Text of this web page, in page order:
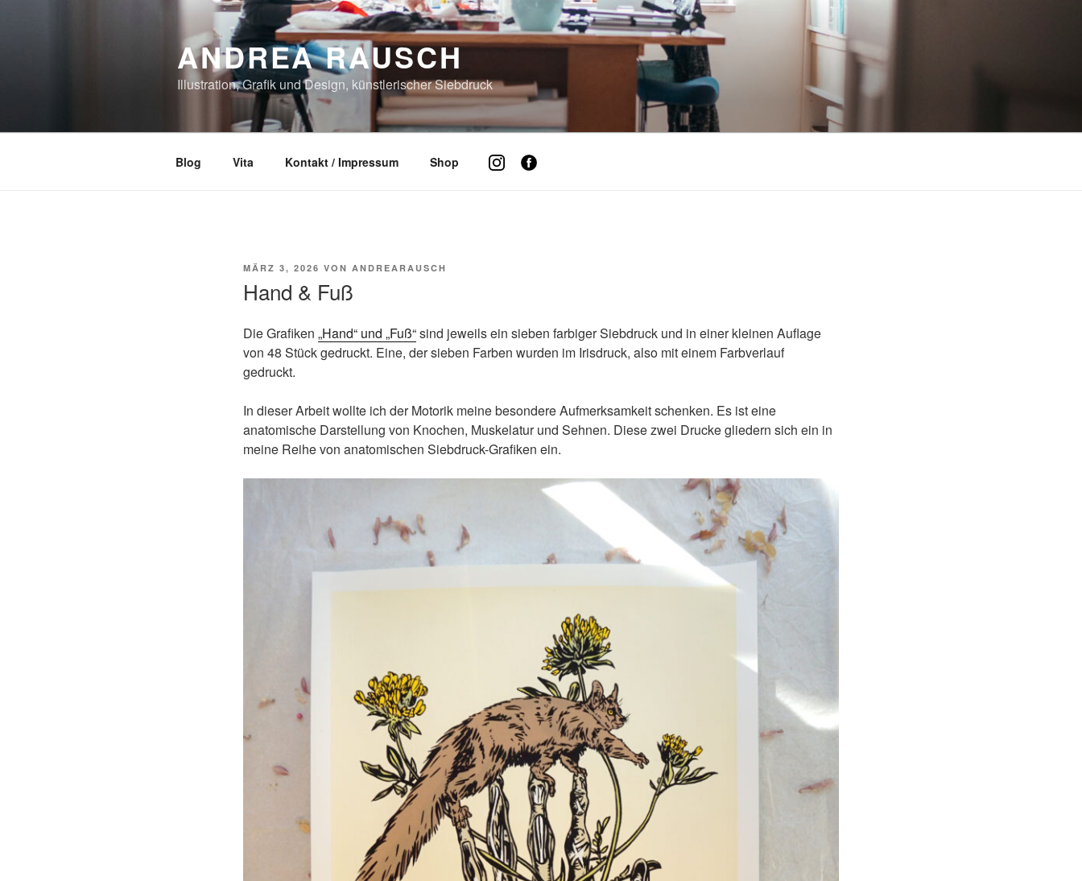
ANDREA RAUSCH
Illustration, Grafik und Design, künstlerischer Siebdruck
Blog Vita Kontakt / Impressum Shop
VERÖFFENTLICHT
MÄRZ 3, 2026 VON ANDREARAUSCH
Hand & Fuß
Die Grafiken „Hand“ und „Fuß“sind jeweils ein sieben farbiger Siebdruck und in einer kleinen Auflage
von 48 Stück gedruckt. Eine, der sieben Farben wurden im Irisdruck, also mit einem Farbverlauf
gedruckt.
In dieser Arbeit wollte ich der Motorik meine besondere Aufmerksamkeit schenken. Es ist eine
anatomische Darstellung von Knochen, Muskelatur und Sehnen. Diese zwei Drucke gliedern sich ein in
meine Reihe von anatomischen Siebdruck-Grafiken ein.